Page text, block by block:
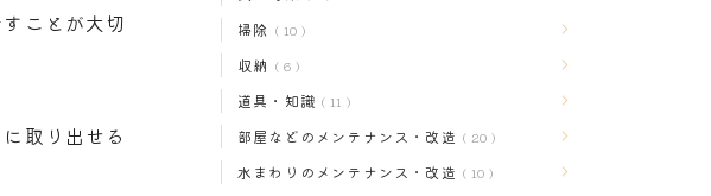
ことが大切
取り出せる
掃除 10
収納 6
道具・知識 11
部屋などのメンテナンス・改造 20
水まわりのメンテナンス・改造 10